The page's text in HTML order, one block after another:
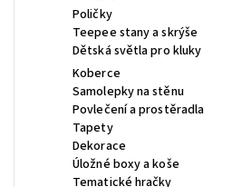
Poličky
Teepee stany a skrýše
Dětská světla pro kluky
Koberce
Samolepky na stěnu
Povlečení a prostěradla
Tapety
Dekorace
Úložné boxy a koše
Tematické hračky